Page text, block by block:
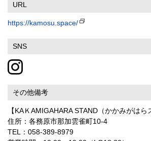
URL
https://kamosu.space/
SNS
その他備考
【KAＫAMIGAHARA STAND（かかみがはら
住所：各務原市那加雲雀町10-4
TEL：058-389-8979